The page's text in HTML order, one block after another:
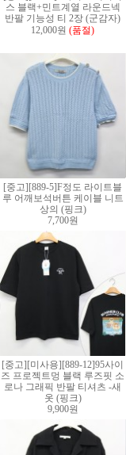
스 블랙+민트계열 라운드넥
반팔 기능성 티 2장 (군감자)
12,000원 (품절)
[중고][889-5]F정도 라이트블
루 어깨보석버튼 케이블 니트
상의 (핑크)
7,700원
[중고][미사용][889-12]95사이
즈 프로젝트멍 블랙 루즈핏 소
로나 그래픽 반팔 티셔츠 -새
옷 (핑크)
9,900원